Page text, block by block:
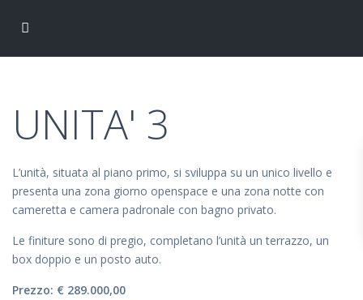
UNITA' 3
L’unità, situata al piano primo, si sviluppa su un unico livello e
presenta una zona giorno openspace e una zona notte con
cameretta e camera padronale con bagno privato.
Le finiture sono di pregio, completano l’unità un terrazzo, un
box doppio e un posto auto.
Prezzo: € 289.000,00